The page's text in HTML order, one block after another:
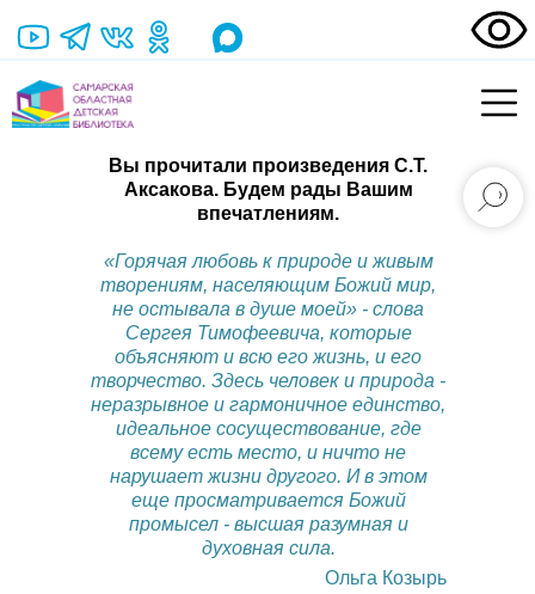
Вы прочитали произведения С.Т.
Аксакова. Будем рады Вашим
впечатлениям.
«Горячая любовь к природе и живым
творениям, населяющим Божий мир,
не остывала в душе моей» - слова
Сергея Тимофеевича, которые
объясняют и всю его жизнь, и его
творчество. Здесь человек и природа -
неразрывное и гармоничное единство,
идеальное сосуществование, где
всему есть место, и ничто не
нарушает жизни другого. И в этом
еще просматривается Божий
промысел - высшая разумная и
духовная сила.
Ольга Козырь